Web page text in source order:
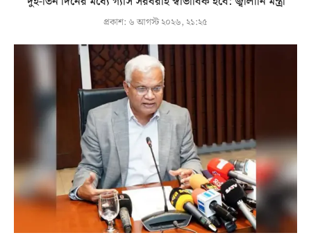
প্রকাশ: ৬ আগস্ট ২০২৬, ২১:২৫